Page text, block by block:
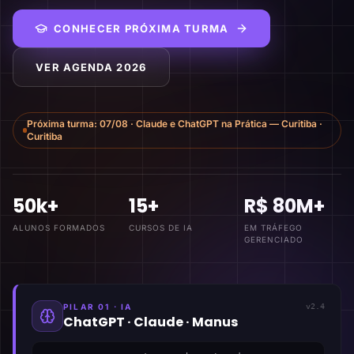
CONHECER PRÓXIMA TURMA
VER AGENDA 2026
Próxima turma:07/08 ·Claude e ChatGPT na Prática — Curitiba ·
Curitiba
50k+
ALUNOS FORMADOS
15+
CURSOS DE IA
R$ 80M+
EM TRÁFEGO
GERENCIADO
PILAR 01 · IA
ChatGPT · Claude · Manus
v2.4